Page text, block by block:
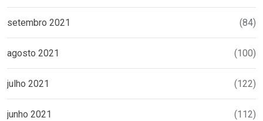
setembro 2021 (84)
agosto 2021 (100)
julho 2021 (122)
junho 2021 (112)